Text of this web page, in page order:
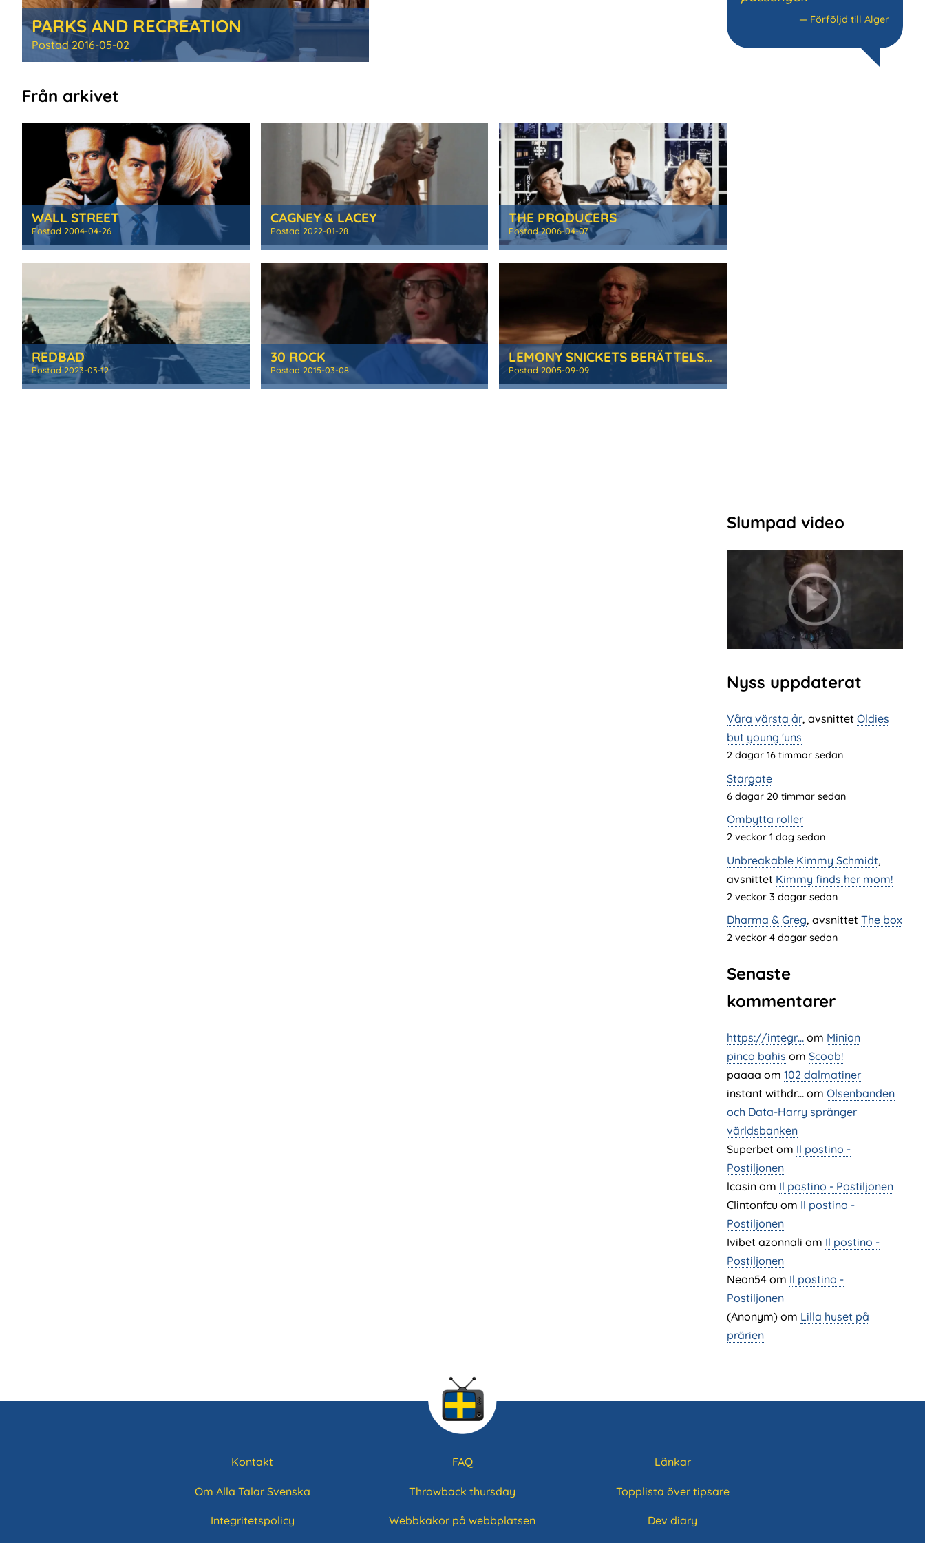
PARKS AND RECREATION
Postad 2016-05-02
Från arkivet
WALL STREET
Postad 2004-04-26
CAGNEY & LACEY
Postad 2022-01-28
THE PRODUCERS
Postad2006-04-07
REDBAD
Postad2023-03-12
30 ROCK
Postad 2015-03-08
LEMONY SNICKETS BERÄTTELSE OM SYSKONEN BAUDELAIRES OLYCKSALIGA LIV
Postad2005-09-09
— Förföljd till Alger
Slumpad video
Nyss uppdaterat
Våra värsta år, avsnittet Oldies
but young 'uns
2 dagar 16 timmar sedan
Stargate
6 dagar 20 timmar sedan
Ombytta roller
2 veckor 1 dag sedan
Unbreakable Kimmy Schmidt,
avsnittet Kimmy finds her mom!
2 veckor 3 dagar sedan
Dharma & Greg, avsnittet The box
2 veckor 4 dagar sedan
Senaste
kommentarer
https://integr… om Minion
pinco bahis om Scoob!
paaaa om 102 dalmatiner
instant withdr… om Olsenbanden
och Data-Harry spränger
världsbanken
Superbet om Il postino -
Postiljonen
lcasin om Il postino - Postiljonen
Clintonfcu om Il postino -
Postiljonen
Ivibet azonnali om Il postino -
Postiljonen
Neon54 om Il postino -
Postiljonen
(Anonym) om Lilla huset på
prärien
Kontakt FAQ Länkar
Om Alla Talar Svenska Throwback thursday Topplista över tipsare
Integritetspolicy Webbkakor på webbplatsen Dev diary